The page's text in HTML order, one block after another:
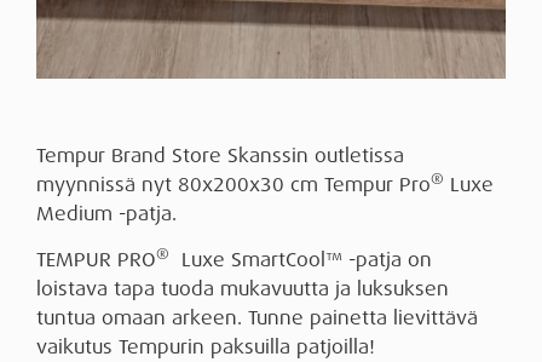
Tempur Brand Store Skanssin outletissa
myynnissä nyt 80x200x30 cm Tempur Pro® Luxe
Medium -patja.
TEMPUR PRO®
Luxe SmartCool™ -patja on
loistava tapa tuoda mukavuutta ja luksuksen
tuntua omaan arkeen. Tunne painetta lievittävä
vaikutus Tempurin paksuilla patjoilla!